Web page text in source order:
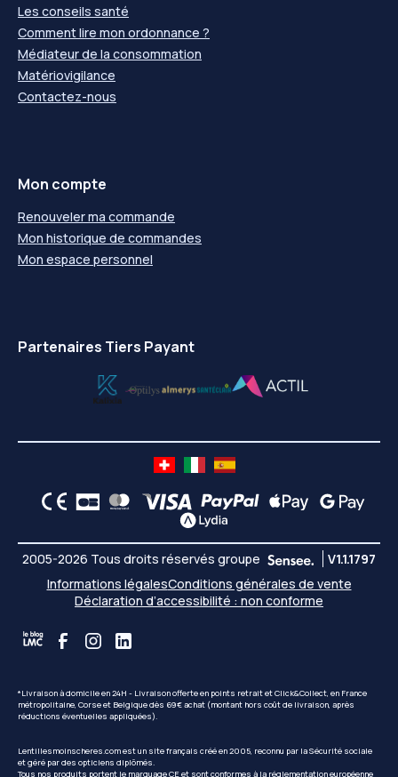
Les conseils santé
Comment lire mon ordonnance ?
Médiateur de la consommation
Matériovigilance
Contactez-nous
Mon compte
Renouveler ma commande
Mon historique de commandes
Mon espace personnel
Partenaires Tiers Payant
2005-2026 Tous droits réservés groupe
V1.1.1797
Informations légalesConditions générales de vente
Déclaration d’accessibilité : non conforme
*Livraison à domicile en 24H - Livraison offerte en points retrait et Click&Collect, en France
métropolitaine, Corse et Belgique dès 69€ achat (montant hors coût de livraison, après
réductions éventuelles appliquées).
Lentillesmoinscheres.com est un site français créé en 2005, reconnu par la Sécurité sociale
et géré par des opticiens diplômés.
Tous nos produits portent le marquage CE et sont conformes à la réglementation européenne